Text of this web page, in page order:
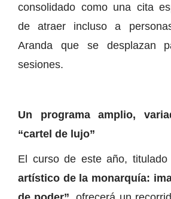
consolidado como una cita
de atraer incluso a
Aranda que se desplazan
sesiones.
Un programa amplio,
“cartel de lujo”
El curso de este año, titulado
artístico de la monarquía: